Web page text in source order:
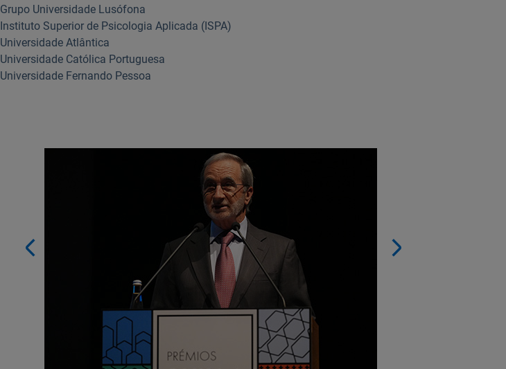
Grupo Universidade Lusófona
Instituto Superior de Psicologia Aplicada (ISPA)
Universidade Atlântica
Universidade Católica Portuguesa
Universidade Fernando Pessoa
Anterior